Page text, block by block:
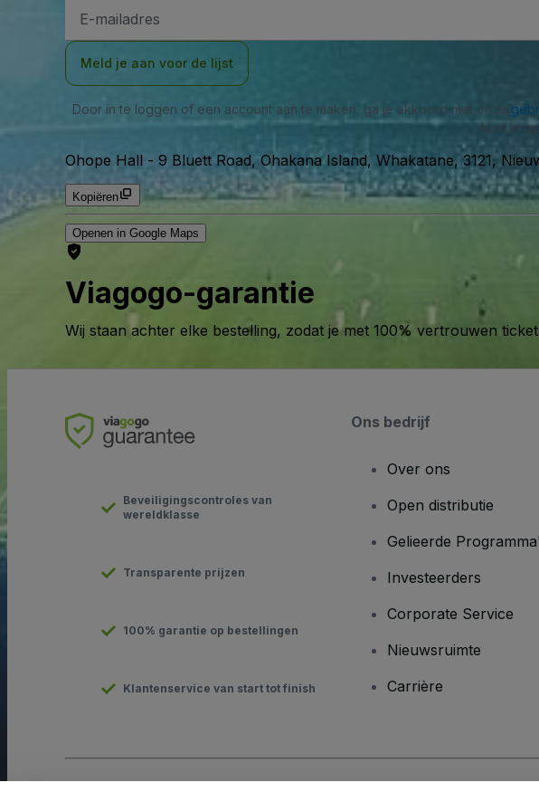
mailadres
Meld je aan voor de lijst
Door in te loggen of een account aan te maken, ga je akkoord met onze
kunt je
Ohope Hall - 9 Bluett Road, Ohakana Island, Whakatane, 3121,
Kopiëren
Openen in Google Maps
Viagogo-garantie
Wij staan achter elke bestelling, zodat je met 100% vertrouwen
Beveiligingscontroles van
wereldklasse
Transparente prijzen
100% garantie op bestellingen
Klantenservice van start tot finish
Ons bedrijf
Over ons
Open distributie
Gelieerde
Investeerders
Corporate Service
Nieuwsruimte
Carrière